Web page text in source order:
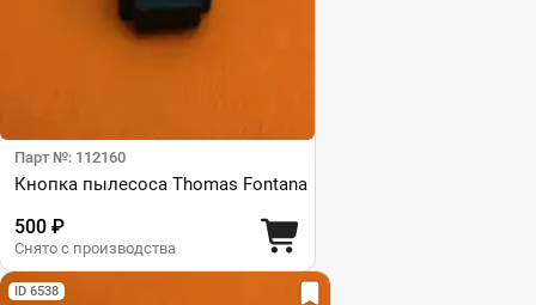
Парт №: 112160
Кнопка пылесоса Thomas Fontana
500 ₽
Снято с производства
ID 6538